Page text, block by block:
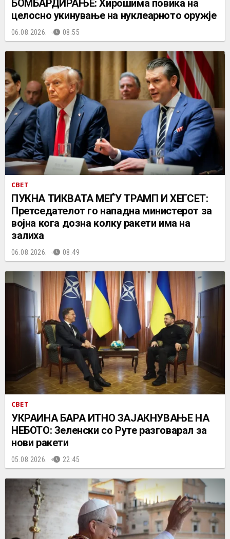
БОМБАРДИРАЊЕ: Хирошима повика на
целосно укинување на нуклеарното оружје
06.08.2026. 08:55
СВЕТ
ПУКНА ТИКВАТА МЕЃУ ТРАМП И ХЕГСЕТ:
Претседателот го нападна министерот за
војна кога дозна колку ракети има на
залиха
06.08.2026. 08:49
СВЕТ
УКРАИНА БАРА ИТНО ЗАЈАКНУВАЊЕ НА
НЕБОТО: Зеленски со Руте разговарал за
нови ракети
05.08.2026. 22:45